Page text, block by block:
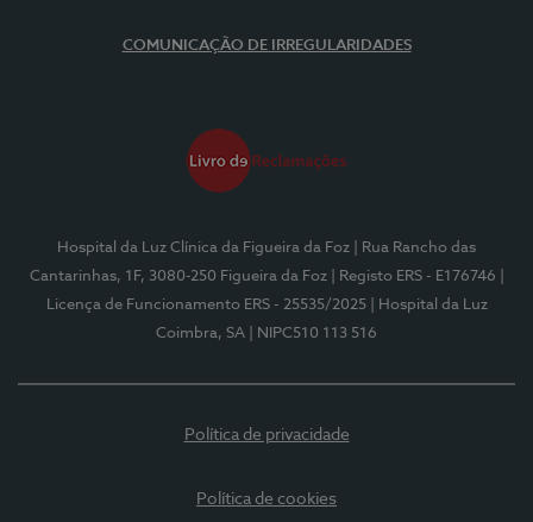
COMUNICAÇÃO DE IRREGULARIDADES
Hospital da Luz Clínica da Figueira da Foz
| Rua Rancho das
Cantarinhas, 1F, 3080-250 Figueira da Foz
| Registo ERS - E176746
Licença de Funcionamento ERS - 25535/2025
| Hospital da Luz
Coimbra, SA
| NIPC510 113 516
Política de privacidade
Política de cookies